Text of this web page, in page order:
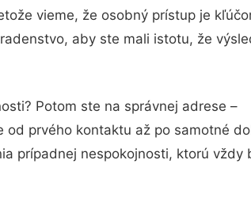
vieme, že osobný prístup je
aby ste mali istotu, že
Potom ste na správnej adrese –
prvého kontaktu až po samotné
prípadnej nespokojnosti, ktorú vždy